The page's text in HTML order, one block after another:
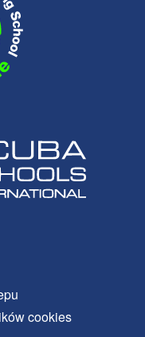
cookies